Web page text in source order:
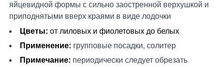
яйцевидной формы с сильно заостренной верхушкой и
приподнятыми вверх краями в виде лодочки
Цветы: от лиловых и фиолетовых до белых
Применение: групповые посадки, солитер
Примечание: периодически следует обрезать